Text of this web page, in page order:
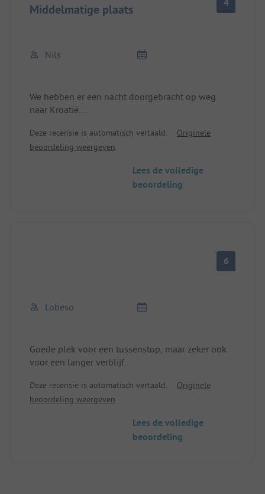
Middelmatige plaats 4
Nils
We hebben er een nacht doorgebracht op weg
naar Kroatië.
voorzieningen niet.
De douches en toiletten worden gedeeld met het
Prima als doorreiscamping, maar zonder douches
Deze recensie is automatisch vertaald.
Originele
beoordeling weergeven
Lees de volledige
beoordeling
6
Lobeso
Goede plek voor een tussenstop, maar zeker ook
voor een langer verblijf.
Deze recensie is automatisch vertaald.
Originele
beoordeling weergeven
Lees de volledige
beoordeling